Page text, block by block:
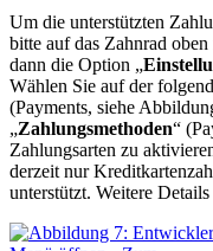
Um die unterstützten
bitte auf das Zahnrad
dann die Option „
Wählen Sie auf der
(Payments, siehe
„Zahlungsmethoden“
Zahlungsarten zu
derzeit nur
unterstützt. Weitere